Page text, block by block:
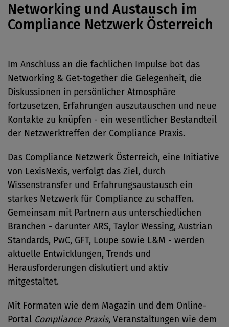
Networking und Austausch im
Compliance Netzwerk Österreich
Im Anschluss an die fachlichen Impulse bot das
Networking & Get-together die Gelegenheit, die
Diskussionen in persönlicher Atmosphäre
fortzusetzen, Erfahrungen auszutauschen und neue
Kontakte zu knüpfen - ein wesentlicher Bestandteil
der Netzwerktreffen der Compliance Praxis.
Das Compliance Netzwerk Österreich, eine Initiative
von LexisNexis, verfolgt das Ziel, durch
Wissenstransfer und Erfahrungsaustausch ein
starkes Netzwerk für Compliance zu schaffen.
Gemeinsam mit Partnern aus unterschiedlichen
Branchen - darunter ARS, Taylor Wessing, Austrian
Standards, PwC, GFT, Loupe sowie L&M - werden
aktuelle Entwicklungen, Trends und
Herausforderungen diskutiert und aktiv
mitgestaltet.
Mit Formaten wie dem Magazin und dem Online-
Portal Compliance Praxis, Veranstaltungen wie dem